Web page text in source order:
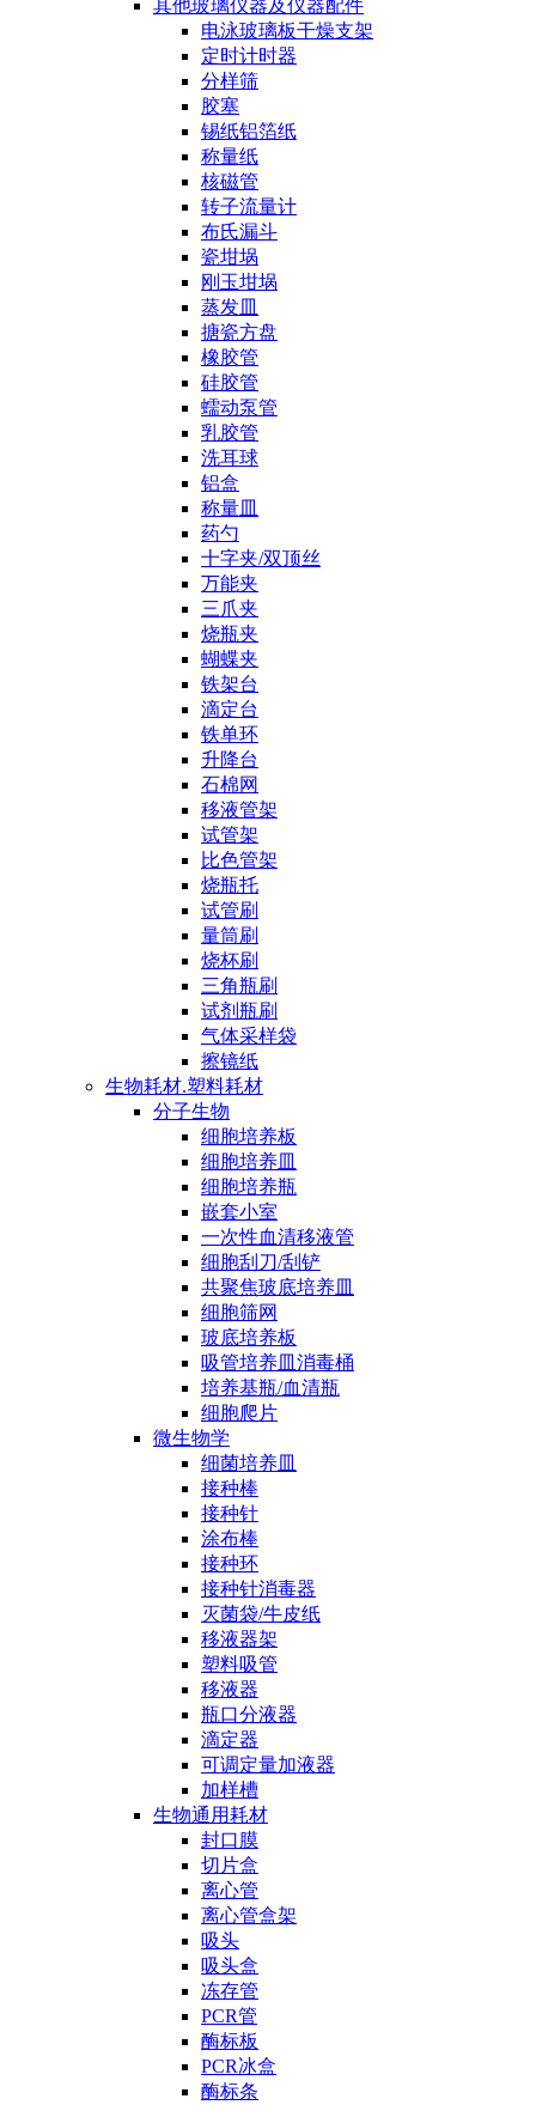
其他玻璃仪器及仪器配件
电泳玻璃板干燥支架
定时计时器
分样筛
胶塞
锡纸铝箔纸
称量纸
核磁管
转子流量计
布氏漏斗
瓷坩埚
刚玉坩埚
蒸发皿
搪瓷方盘
橡胶管
硅胶管
蠕动泵管
乳胶管
洗耳球
铝盒
称量皿
药勺
十字夹/双顶丝
万能夹
三爪夹
烧瓶夹
蝴蝶夹
铁架台
滴定台
铁单环
升降台
石棉网
移液管架
试管架
比色管架
烧瓶托
试管刷
量筒刷
烧杯刷
三角瓶刷
试剂瓶刷
气体采样袋
擦镜纸
生物耗材.塑料耗材
分子生物
细胞培养板
细胞培养皿
细胞培养瓶
嵌套小室
一次性血清移液管
细胞刮刀/刮铲
共聚焦玻底培养皿
细胞筛网
玻底培养板
吸管培养皿消毒桶
培养基瓶/血清瓶
细胞爬片
微生物学
细菌培养皿
接种棒
接种针
涂布棒
接种环
接种针消毒器
灭菌袋/牛皮纸
移液器架
塑料吸管
移液器
瓶口分液器
滴定器
可调定量加液器
加样槽
生物通用耗材
封口膜
切片盒
离心管
离心管盒架
吸头
吸头盒
冻存管
PCR管
酶标板
PCR冰盒
酶标条